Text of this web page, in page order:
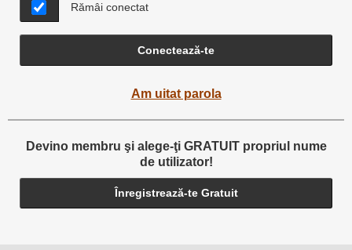
Rămâi conectat
Conectează-te
Am uitat parola
Devino membru şi alege-ţi GRATUIT propriul nume
de utilizator!
Înregistrează-te Gratuit